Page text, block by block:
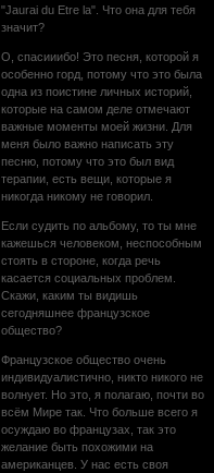
"Jaurai du Etre la". Что она для тебя
значит?
О, спасииибо! Это песня, которой я
особенно горд, потому что это была
одна из поистине личных историй,
которые на самом деле отмечают
важные моменты моей жизни. Для
меня было важно написать эту
песню, потому что это был вид
терапии, есть вещи, которые я
никогда никому не говорил.
Если судить по альбому, то ты мне
кажешься человеком, неспособным
стоять в стороне, когда речь
касается социальных проблем.
Скажи, каким ты видишь
сегодняшнее французское
общество?
Французское общество очень
индивидуалистично, никто никого не
волнует. Но это, я полагаю, почти во
всём Мире так. Что больше всего я
осуждаю во французах, так это
желание быть похожими на
американцев. У нас есть своя